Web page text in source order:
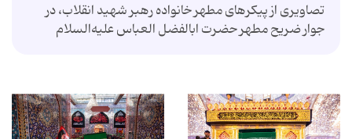
تصاویری از پیکرهای مطهر خانواده رهبر شهید انقلاب، در
جوار ضریح مطهر حضرت ابالفضل العباس علیه‌السلام